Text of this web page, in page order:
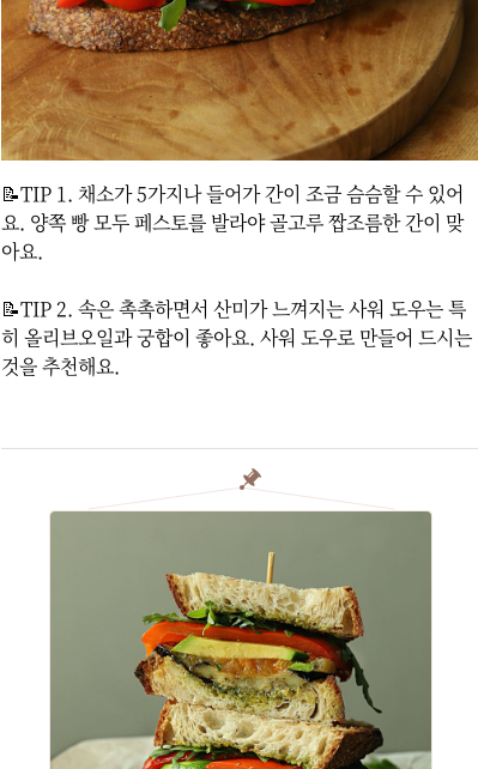
📝TIP 1. 채소가 5가지나 들어가 간이 조금 슴슴할 수 있어
요. 양쪽 빵 모두 페스토를 발라야 골고루 짭조름한 간이 맞
아요.
📝TIP 2. 속은 촉촉하면서 산미가 느껴지는 사워 도우는 특
히 올리브오일과 궁합이 좋아요. 사워 도우로 만들어 드시는
것을 추천해요.